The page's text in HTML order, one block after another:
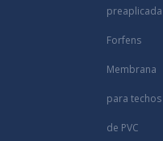
preaplicada
Forfens
Membrana
para techos
de PVC